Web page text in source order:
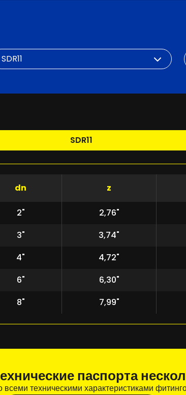
SDR11
dn z
2"
2,76"
3"
3,74"
4"
4,72"
6"
6,30"
8" 7,99"
паспорта
техническими характеристиками